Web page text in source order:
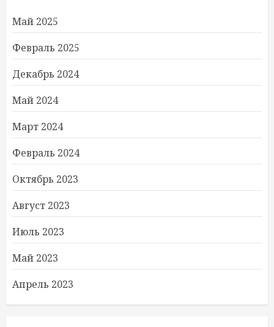
Май 2025
Февраль 2025
Декабрь 2024
Май 2024
Март 2024
Февраль 2024
Октябрь 2023
Август 2023
Июль 2023
Май 2023
Апрель 2023